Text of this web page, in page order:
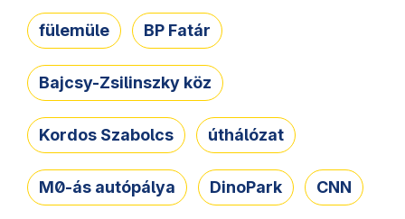
fülemüle BP Fatár
Bajcsy-Zsilinszky köz
Kordos Szabolcs úthálózat
M0-ás autópálya DinoPark CNN